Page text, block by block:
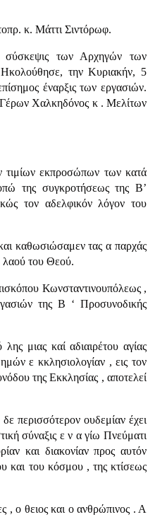
κ. Μάττι Σιντόρωφ.
σύσκεψις των Αρχηγών των
Ηκολούθησε, την Κυριακήν, 5
έναρξις των εργασιών.
Γέρων Χαλκηδόνος κ . Μελίτων
τιμίων εκπροσώπων των κατά
της συγκροτήσεως της Β’
τον αδελφικόν λόγον του
καθωσιώσαμεν τας α παρχάς
λαού του Θεού.
Κωνσταντινουπόλεως ,
της Β ‘ Προσυνοδικής
μιας καί αδιαιρέτου αγίας
ε κκλησιολογίαν , εις τον
της Εκκλησίας , αποτελεί
περισσότερον ουδεμίαν έχει
σύναξις ε ν α γίω Πνεύματι
και διακονίαν προς αυτόν
και του κόσμου , της κτίσεως
, ο θειος και ο ανθρώπινος . Α